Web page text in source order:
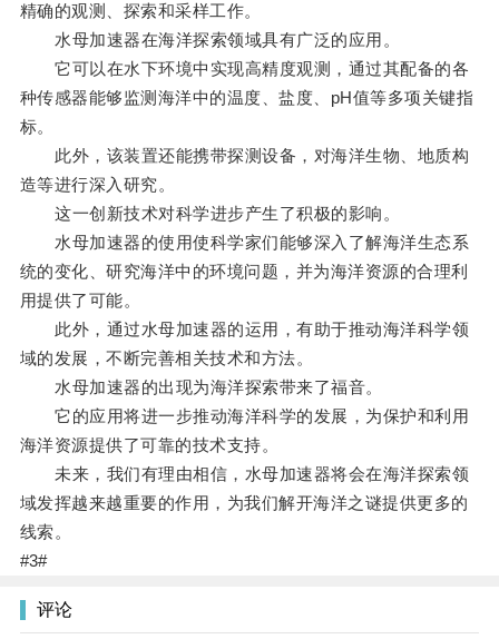
精确的观测、探索和采样工作。
水母加速器在海洋探索领域具有广泛的应用。
它可以在水下环境中实现高精度观测，通过其配备的各
种传感器能够监测海洋中的温度、盐度、pH值等多项关键指
标。
此外，该装置还能携带探测设备，对海洋生物、地质构
造等进行深入研究。
这一创新技术对科学进步产生了积极的影响。
水母加速器的使用使科学家们能够深入了解海洋生态系
统的变化、研究海洋中的环境问题，并为海洋资源的合理利
用提供了可能。
此外，通过水母加速器的运用，有助于推动海洋科学领
域的发展，不断完善相关技术和方法。
水母加速器的出现为海洋探索带来了福音。
它的应用将进一步推动海洋科学的发展，为保护和利用
海洋资源提供了可靠的技术支持。
未来，我们有理由相信，水母加速器将会在海洋探索领
域发挥越来越重要的作用，为我们解开海洋之谜提供更多的
线索。
#3#
评论